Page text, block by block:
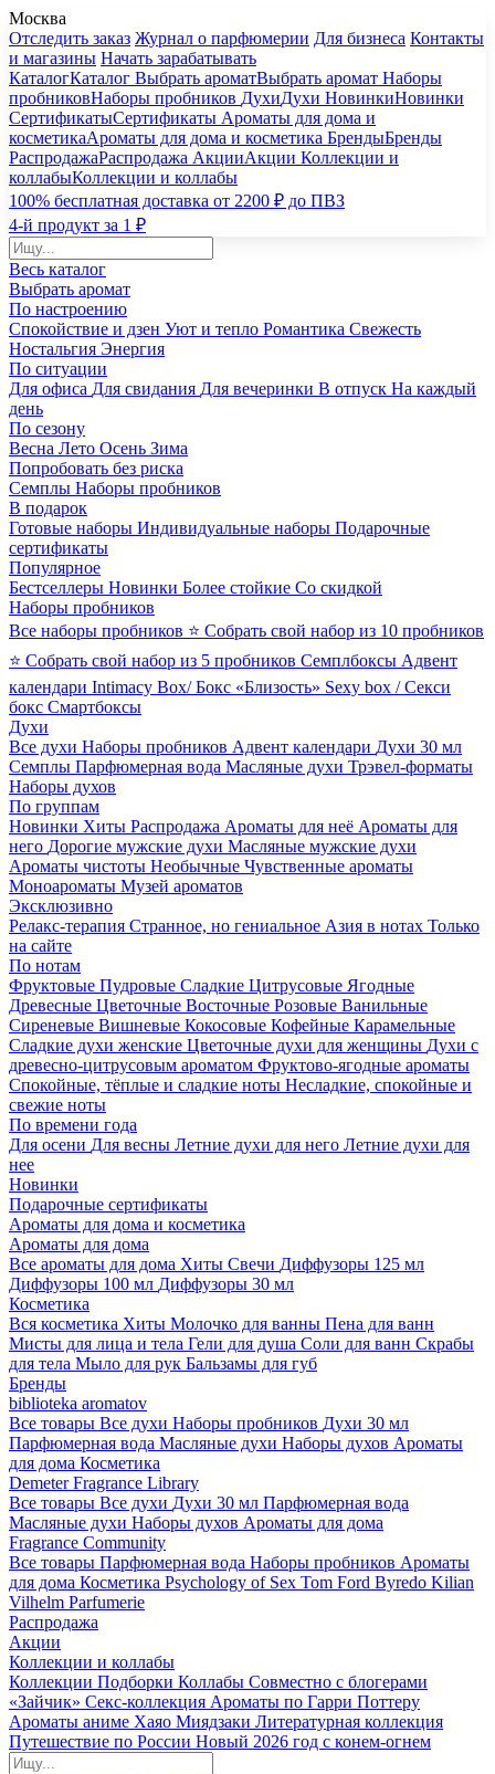
Москва
Отследить заказ Журнал о парфюмерии Для бизнеса Контакты
и магазины Начать зарабатывать
КаталогКаталог Выбрать ароматВыбрать аромат Наборы
пробниковНаборы пробников ДухиДухи НовинкиНовинки
СертификатыСертификаты Ароматы для дома и
косметикаАроматы для дома и косметика БрендыБренды
РаспродажаРаспродажа АкцииАкции Коллекции и
коллабыКоллекции и коллабы
100% бесплатная доставка от 2200 ₽ до ПВЗ
4-й продукт за 1 ₽
Весь каталог
Выбрать аромат
По настроению
Спокойствие и дзен Уют и тепло Романтика Свежесть
Ностальгия Энергия
По ситуации
Для офиса Для свидания Для вечеринки В отпуск На каждый
день
По сезону
Весна Лето Осень Зима
Попробовать без риска
Семплы Наборы пробников
В подарок
Готовые наборы Индивидуальные наборы Подарочные
сертификаты
Популярное
Бестселлеры Новинки Более стойкие Со скидкой
Наборы пробников
Все наборы пробников ⭐ Собрать свой набор из 10 пробников
⭐ Собрать свой набор из 5 пробников Семплбоксы Адвент
календари Intimacy Box/ Бокс «Близость» Sexy box / Секси
бокс Смартбоксы
Духи
Все духи Наборы пробников Адвент календари Духи 30 мл
Семплы Парфюмерная вода Масляные духи Трэвел-форматы
Наборы духов
По группам
Новинки Хиты Распродажа Ароматы для неё Ароматы для
него Дорогие мужские духи Масляные мужские духи
Ароматы чистоты Необычные Чувственные ароматы
Моноароматы Музей ароматов
Эксклюзивно
Релакс-терапия Странное, но гениальное Азия в нотах Только
на сайте
По нотам
Фруктовые Пудровые Сладкие Цитрусовые Ягодные
Древесные Цветочные Восточные Розовые Ванильные
Сиреневые Вишневые Кокосовые Кофейные Карамельные
Сладкие духи женские Цветочные духи для женщины Духи с
древесно-цитрусовым ароматом Фруктово-ягодные ароматы
Спокойные, тёплые и сладкие ноты Несладкие, спокойные и
свежие ноты
По времени года
Для осени Для весны Летние духи для него Летние духи для
нее
Новинки
Подарочные сертификаты
Ароматы для дома и косметика
Ароматы для дома
Все ароматы для дома Хиты Свечи Диффузоры 125 мл
Диффузоры 100 мл Диффузоры 30 мл
Косметика
Вся косметика Хиты Молочко для ванны Пена для ванн
Мисты для лица и тела Гели для душа Соли для ванн Скрабы
для тела Мыло для рук Бальзамы для губ
Бренды
biblioteka aromatov
Все товары Все духи Наборы пробников Духи 30 мл
Парфюмерная вода Масляные духи Наборы духов Ароматы
для дома Косметика
Demeter Fragrance Library
Все товары Все духи Духи 30 мл Парфюмерная вода
Масляные духи Наборы духов Ароматы для дома
Fragrance Community
Все товары Парфюмерная вода Наборы пробников Ароматы
для дома Косметика Psychology of Sex Tom Ford Byredo Kilian
Vilhelm Parfumerie
Распродажа
Акции
Коллекции и коллабы
Коллекции Подборки Коллабы Совместно с блогерами
«Зайчик» Секс-коллекция Ароматы по Гарри Поттеру
Ароматы аниме Хаяо Миядзаки Литературная коллекция
Путешествие по России Новый 2026 год с конем-огнем